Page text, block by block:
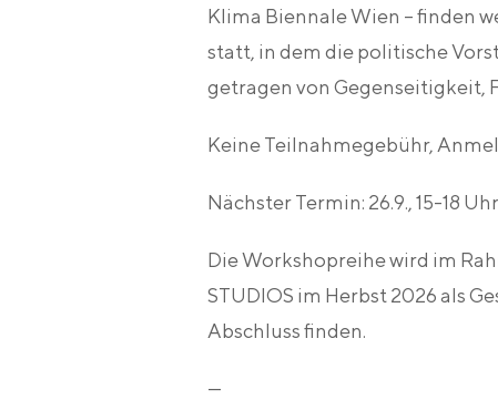
Klima Biennale Wien – finden
statt, in dem die politische
getragen von Gegenseitigkeit,
Keine Teilnahmegebühr,
Nächster Termin: 26.9., 15-18 Uhr
Die Workshopreihe wird im
STUDIOS im Herbst 2026 als
Abschluss finden.
—